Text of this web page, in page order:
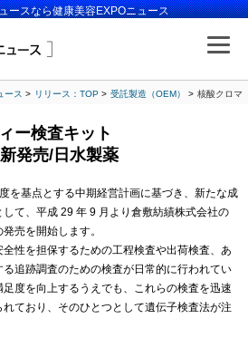
ースなら健康美容EXPOニュース
ース リリース：TOP 受託製造（OEM） 核酸クロマ
ー検査キット
発売/日水製薬
を基点とする中期経営計画に基づき、新たな成
て、平成 29 年 9 月より倉敷紡績株式会社の
売を開始します。
性を担保するための工程検査や出荷検査、あ
追跡調査のための検査が日常的に行われてい
度を向上するうえでも、これらの検査を迅速
ており、そのひとつとして遺伝子検査法が注